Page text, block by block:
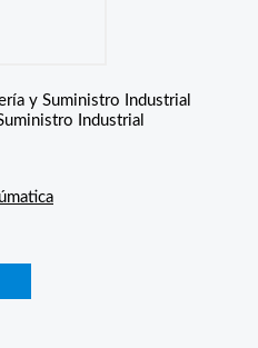
y Suministro Industrial
Industrial